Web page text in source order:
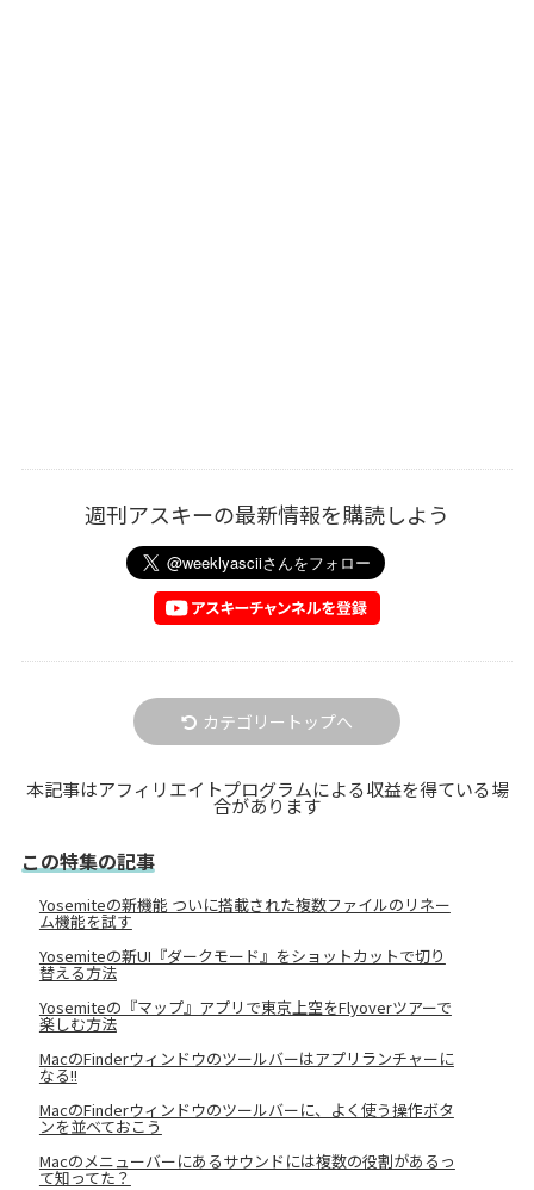
週刊アスキーの最新情報を購読しよう
カテゴリートップへ
本記事はアフィリエイトプログラムによる収益を得ている場
合があります
この特集の記事
Yosemiteの新機能 ついに搭載された複数ファイルのリネー
ム機能を試す
Yosemiteの新UI『ダークモード』をショットカットで切り
替える方法
Yosemiteの『マップ』アプリで東京上空をFlyoverツアーで
楽しむ方法
MacのFinderウィンドウのツールバーはアプリランチャーに
なる!!
MacのFinderウィンドウのツールバーに、よく使う操作ボタ
ンを並べておこう
Macのメニューバーにあるサウンドには複数の役割があるっ
て知ってた？